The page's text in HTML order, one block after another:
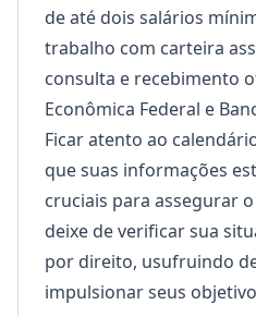
de até dois salários
trabalho com carteira
consulta e recebimento
Econômica Federal e
Ficar atento ao
que suas informações
cruciais para assegurar
deixe de verificar sua
por direito, usufruindo
impulsionar seus